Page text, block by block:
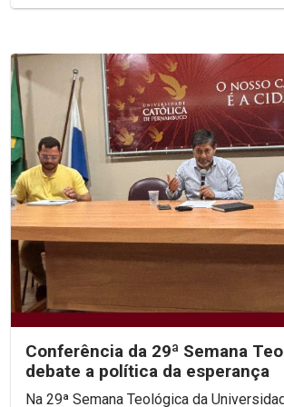
Conferência da 29ª Semana
debate a política da esperança
Na 29ª Semana Teológica da